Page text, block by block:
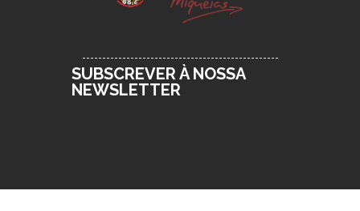
SUBSCREVER À NOSSA
NEWSLETTER